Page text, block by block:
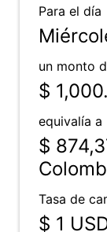
Para el día
un monto
$
equivalía a
$
Tasa de
$ 1